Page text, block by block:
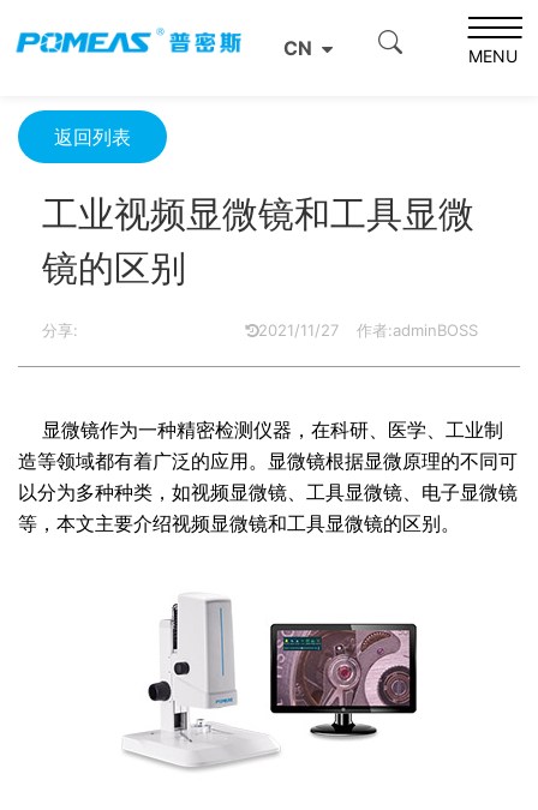
CN MENU
工业视频显微镜和工具显微镜的区别
返回列表
工业视频显微镜和工具显微
镜的区别
分享: 2021/11/27 作者:adminBOSS
显微镜作为一种精密检测仪器，在科研、医学、工业制
造等领域都有着广泛的应用。显微镜根据显微原理的不同可
以分为多种种类，如视频显微镜、工具显微镜、电子显微镜
等，本文主要介绍视频显微镜和工具显微镜的区别。